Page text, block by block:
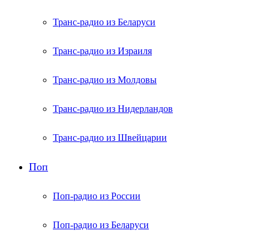
Транс-радио из Беларуси
Транс-радио из Израиля
Транс-радио из Молдовы
Транс-радио из Нидерландов
Транс-радио из Швейцарии
Поп
Поп-радио из России
Поп-радио из Беларуси